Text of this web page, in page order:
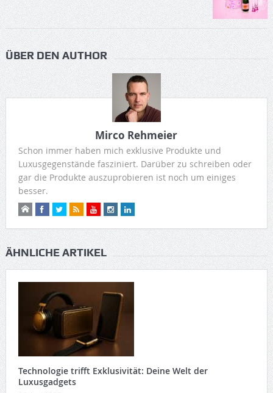
ÜBER DEN AUTHOR
Mirco Rehmeier
Schon immer haben mich exklusive Produkte und
Luxusgegenstände fasziniert. Darüber zu schreiben oder
gar die Produkte auszuprobieren ist noch um einiges
besser.
ÄHNLICHE ARTIKEL
Technologie trifft Exklusivität: Deine Welt der
Luxusgadgets